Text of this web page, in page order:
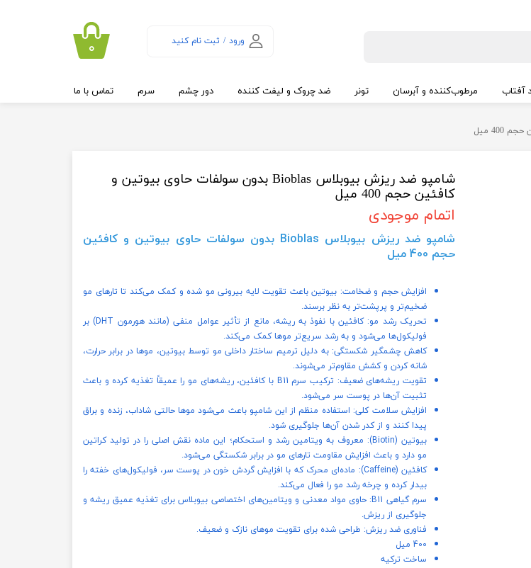
ورود / ثبت نام کنید
تغییر گذر واژه
۰
آفتاب مرطوب‌کننده و آبرسان تونر ضد چروک و لیفت کننده دور چشم سرم تماس با ما
شامپو ضد ریزش بیوبلاس Bioblas بدون سولفات حاوی بیوتین و
کافئین حجم 400 میل
اتمام موجودی
شامپو ضد ریزش بیوبلاس Bioblas بدون سولفات حاوی بیوتین و کافئین
حجم 400 میل
افزایش حجم و ضخامت: بیوتین باعث تقویت لایه بیرونی مو شده و کمک می‌کند تا تارهای مو
ضخیم‌تر و پرپشت‌تر به نظر برسند.
تحریک رشد مو: کافئین با نفوذ به ریشه، مانع از تأثیر عوامل منفی (مانند هورمون DHT) بر
فولیکول‌ها می‌شود و به رشد سریع‌تر موها کمک می‌کند.
کاهش چشمگیر شکستگی: به دلیل ترمیم ساختار داخلی مو توسط بیوتین، موها در برابر حرارت،
شانه کردن و کشش مقاوم‌تر می‌شوند.
تقویت ریشه‌های ضعیف: ترکیب سرم B11 با کافئین، ریشه‌های مو را عمیقاً تغذیه کرده و باعث
تثبیت آن‌ها در پوست سر می‌شود.
افزایش سلامت کلی: استفاده منظم از این شامپو باعث می‌شود موها حالتی شاداب، زنده و براق
پیدا کنند و از کدر شدن آن‌ها جلوگیری شود.
بیوتین (Biotin): معروف به ویتامین رشد و استحکام؛ این ماده نقش اصلی را در تولید کراتین
مو دارد و باعث افزایش مقاومت تارهای مو در برابر شکستگی می‌شود.
کافئین (Caffeine): ماده‌ای محرک که با افزایش گردش خون در پوست سر، فولیکول‌های خفته را
بیدار کرده و چرخه رشد مو را فعال می‌کند.
سرم گیاهی B11: حاوی مواد معدنی و ویتامین‌های اختصاصی بیوبلاس برای تغذیه عمیق ریشه و
جلوگیری از ریزش.
فناوری ضد ریزش: طراحی شده برای تقویت موهای نازک و ضعیف.
400 میل
ساخت ترکیه